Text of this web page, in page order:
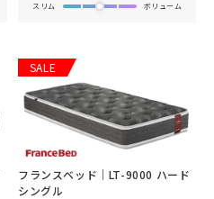
スリム
ボリューム
SALE
フランスベッド｜LT-9000 ハード
シングル